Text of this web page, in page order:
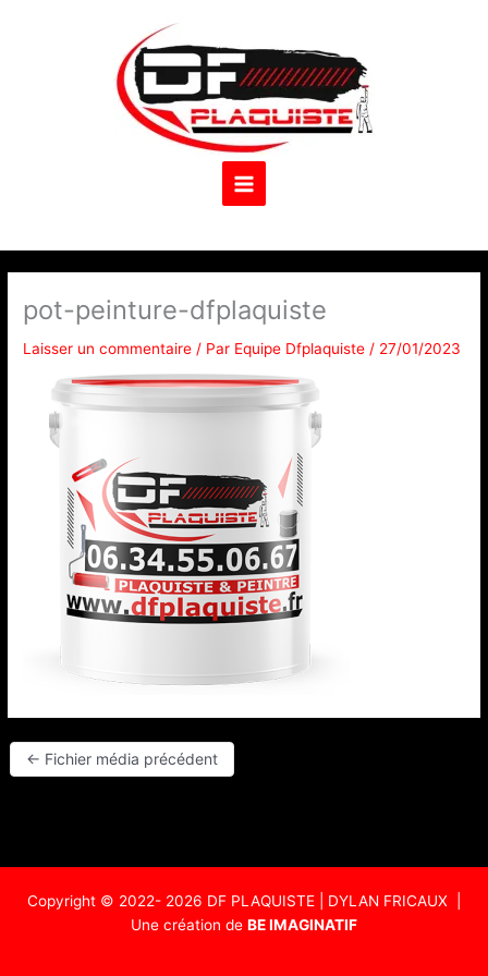
pot-peinture-dfplaquiste
Laisser un commentaire / Par Equipe Dfplaquiste / 27/01/2023
← Fichier média précédent
Copyright © 2022- 2026 DF PLAQUISTE | DYLAN FRICAUX
Une création de BE IMAGINATIF